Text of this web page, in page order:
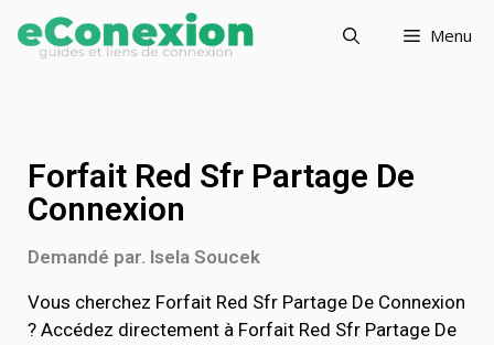
Menu
Forfait Red Sfr Partage De
Connexion
Demandé par. Isela Soucek
Vous cherchez Forfait Red Sfr Partage De Connexion
? Accédez directement à Forfait Red Sfr Partage De